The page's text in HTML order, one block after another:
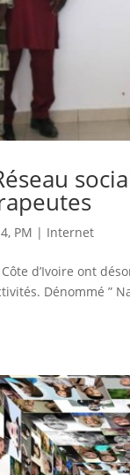
PM | Internet
d’Ivoire ont
Dénommé ”